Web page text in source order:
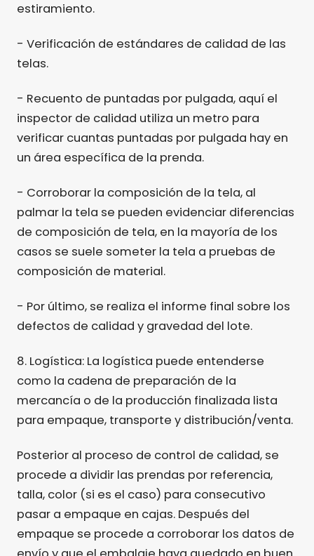
estiramiento.
- Verificación de estándares de calidad de las
telas.
- Recuento de puntadas por pulgada, aquí el
inspector de calidad utiliza un metro para
verificar cuantas puntadas por pulgada hay en
un área específica de la prenda.
- Corroborar la composición de la tela, al
palmar la tela se pueden evidenciar diferencias
de composición de tela, en la mayoría de los
casos se suele someter la tela a pruebas de
composición de material.
- Por último, se realiza el informe final sobre los
defectos de calidad y gravedad del lote.
8. Logística: La logística puede entenderse
como la cadena de preparación de la
mercancía o de la producción finalizada lista
para empaque, transporte y distribución/venta.
Posterior al proceso de control de calidad, se
procede a dividir las prendas por referencia,
talla, color (si es el caso) para consecutivo
pasar a empaque en cajas. Después del
empaque se procede a corroborar los datos de